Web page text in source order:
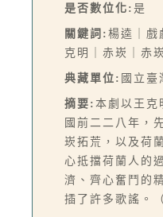
是否數位化: 是
關鍵詞: 楊逵｜戲
克明｜赤崁｜赤
典藏單位: 國立臺
摘要: 本劇以王克
國前二二八年，
崁拓荒，以及荷
心抵擋荷蘭人的
濟、齊心奮鬥的
插了許多歌謠。